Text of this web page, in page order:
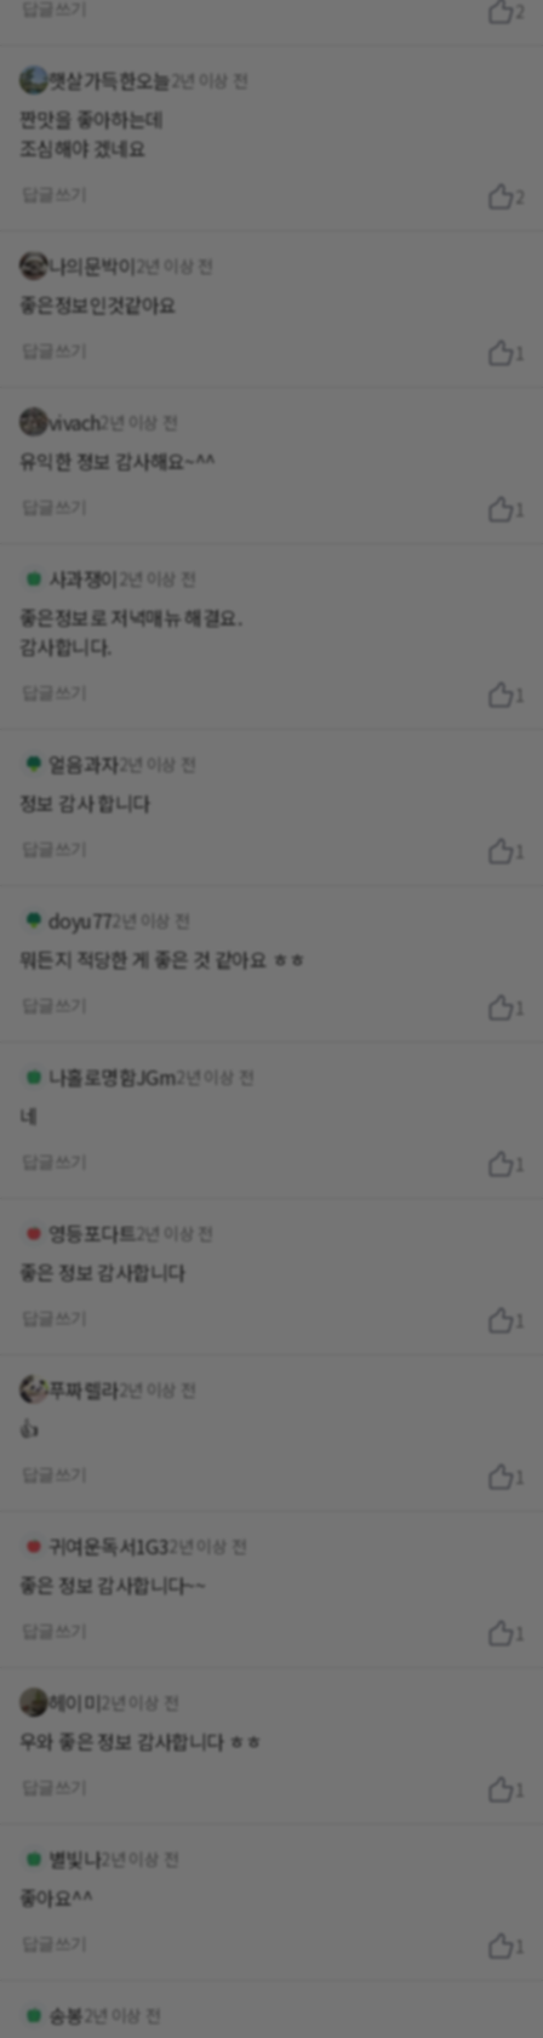
2
햇살가득한오늘2년 이상 전
짠맛을 좋아하는데
조심해야 겠네요
2
나의문박이2년 이상 전
좋은정보인것같아요
1
vivach2년 이상 전
유익한 졍보 감사해요~^^
1
사과쟁이 2년 이상 전
좋은정보로 저녁매뉴 해결요.
감사합니다.
1
얼음과자2년 이상 전
정보 감사 합니다
1
doyu772년 이상 전
뭐든지 적당한 게 좋은 것 같아요 ㅎㅎ
1
나홀로명함JGm2년 이상 전
네
1
영등포다트2년 이상 전
좋은 정보 감사합니다
1
푸짜렐라2년 이상 전
👍
1
귀여운독서1G32년 이상 전
좋은 정보 감사합니다~~
1
헤이미2년 이상 전
우와 좋은 정보 감사합니다 ㅎㅎ
1
별빛나2년 이상 전
좋아요^^
1
송봉2년 이상 전